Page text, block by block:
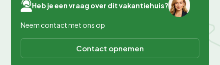
Heb je een vraag over dit vakantiehuis?
Neem contact met ons op
Contact opnemen